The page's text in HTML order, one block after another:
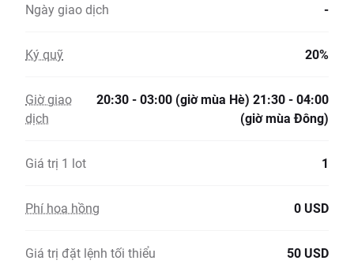
Ngày giao dịch -
Ký quỹ 20%
Giờ giao
dịch
20:30 - 03:00 (giờ mùa Hè) 21:30 - 04:00
(giờ mùa Đông)
Giá trị 1 lot 1
Phí hoa hồng 0 USD
Giá trị đặt lệnh tối thiểu 50 USD